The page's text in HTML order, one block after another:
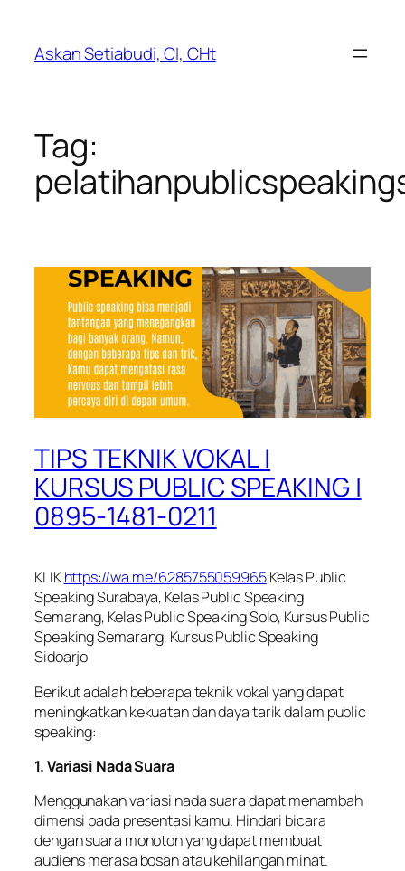
konten
Askan Setiabudi, CI, CHt
Tag:
TIPS TEKNIK VOKAL |
KURSUS PUBLIC SPEAKING |
0895-1481-0211
KLIKhttps://wa.me/6285755059965Kelas Public
Speaking Surabaya, Kelas Public Speaking
Semarang, Kelas Public Speaking Solo, Kursus Public
Speaking Semarang, Kursus Public Speaking
Sidoarjo
Berikut adalah beberapa teknik vokal yang dapat
meningkatkan kekuatan dan daya tarik dalam public
speaking:
1. Variasi Nada Suara
Menggunakan variasi nada suara dapat menambah
dimensi pada presentasi kamu. Hindari bicara
dengan suara monoton yang dapat membuat
audiens merasa bosan atau kehilangan minat.